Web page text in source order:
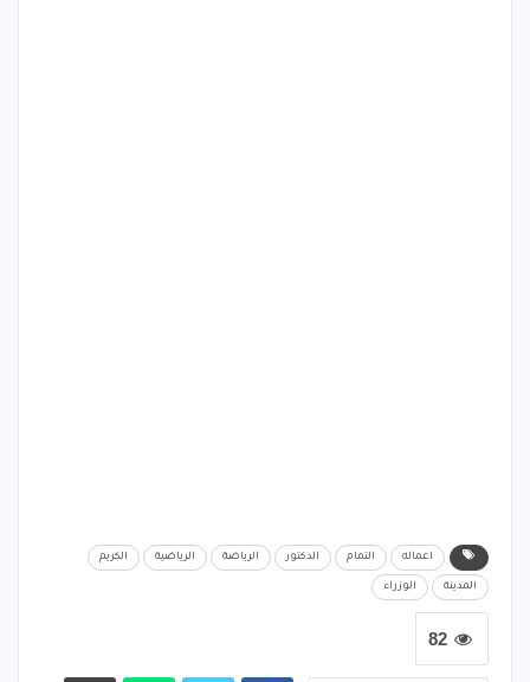
اعماله التمام الدكتور الرياضة الرياضية الكريم
المدينة الوزراء
82